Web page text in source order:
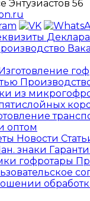
Энтузиастов 56
из
оптом
Новости
знаки
гофротары